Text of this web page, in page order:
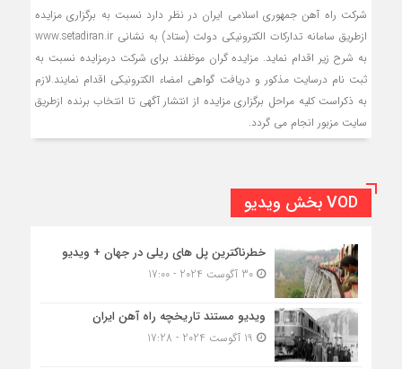
شركت راه آهن جمهوری اسلامی ایران در نظر دارد نسبت به برگزاری مزایده
ازطريق سامانه تدارکات الکترونيکي دولت (ستاد) به نشاني www.setadiran.ir
به شرح زیر اقدام نماید. مزایده گران موظفند براي شرکت درمزایده نسبت به
ثبت نام درسايت مذکور و دريافت گواهي امضاء الکترونيکي اقدام نمايند.لازم
به ذکراست کليه مراحل برگزاري مزایده از انتشار آگهی تا انتخاب برنده ازطريق
سايت مزبور انجام مي گردد.
VOD بخش ویدیو
خطرناکترین پل های ریلی در جهان + ویدیو
30 آگوست 2024 - 17:00
ویدیو مستند تاریخچه راه آهن ایران